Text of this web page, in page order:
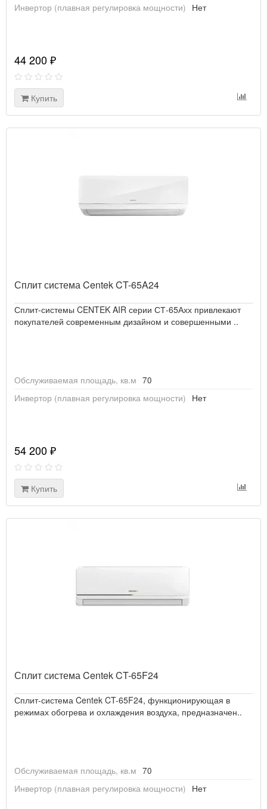
Инвертор (плавная регулировка мощности)
Нет
44 200 ₽
Купить
Сплит система Centek CT-65A24
Сплит-системы CENTEK AIR серии СТ-65Ахх привлекают
покупателей современным дизайном и совершенными ..
Обслуживаемая площадь, кв.м 70
Инвертор (плавная регулировка мощности)
Нет
54 200 ₽
Купить
Сплит система Centek CT-65F24
Сплит-система Centek CT-65F24, функционирующая в
режимах обогрева и охлаждения воздуха, предназначен..
Обслуживаемая площадь, кв.м 70
Инвертор (плавная регулировка мощности)
Нет